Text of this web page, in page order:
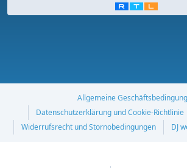
Allgemeine
Datenschutzerklärung und Cookie-Richtlinie
Widerrufsrecht und Stornobedingungen
DJ